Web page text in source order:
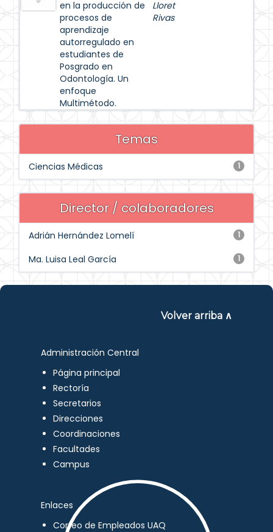
en la producción de
procesos de
aprendizaje
autorregulado en
estudiantes de
Posgrado en
Odontología. Un
enfoque
Multimétodo.
Lloret
Rivas
Temas
1
Ciencias Médicas
Director / colaboradores
1
Adrián Hernández Lomelí
1
Ma. Luisa Leal García
Volver arriba ∧
Administración Central
Página principal
Rectoría
Secretarios
Direcciones
Coordinaciones
Facultades
Campus
Enlaces
Correo de Empleados UAQ